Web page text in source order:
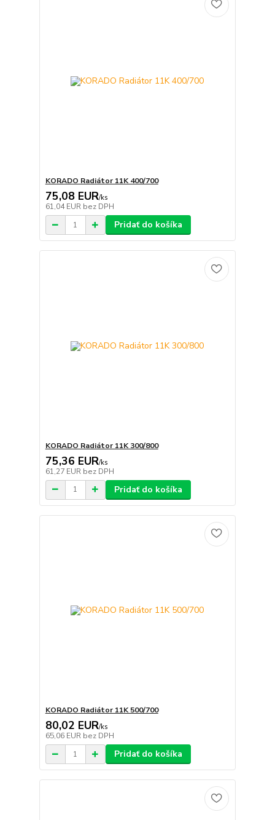
KORADO Radiátor 11K 400/700
75,08 EUR/ks
61,04 EUR bez DPH
Pridať do košíka
KORADO Radiátor 11K 300/800
75,36 EUR/ks
61,27 EUR bez DPH
Pridať do košíka
KORADO Radiátor 11K 500/700
80,02 EUR/ks
65,06 EUR bez DPH
Pridať do košíka